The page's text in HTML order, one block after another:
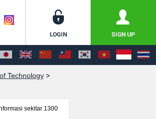
Technology >
sekitar 1300